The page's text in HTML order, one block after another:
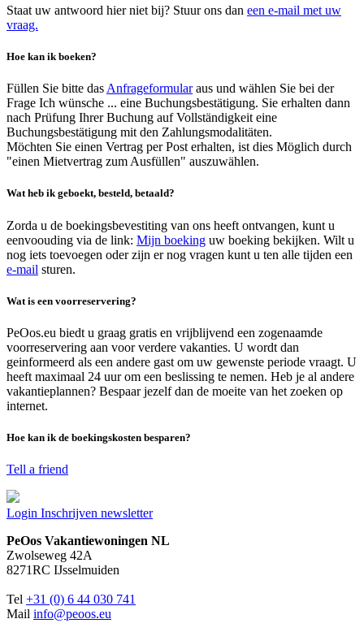
Staat uw antwoord hier niet bij? Stuur ons dan een e-mail met uw
vraag.
Hoe kan ik boeken?
Füllen Sie bitte das Anfrageformularaus und wählen Sie bei der
Frage Ich wünsche ... eine Buchungsbestätigung. Sie erhalten dann
nach Prüfung Ihrer Buchung auf Vollständigkeit eine
Buchungsbestätigung mit den Zahlungsmodalitäten.
Möchten Sie einen Vertrag per Post erhalten, ist dies Möglich durch
"einen Mietvertrag zum Ausfüllen" auszuwählen.
Wat heb ik geboekt, besteld, betaald?
Zorda u de boekingsbevestiting van ons heeft ontvangen, kunt u
eenvoouding via de link: Mijn boeking uw boeking bekijken. Wilt u
nog iets toevoegen oder zijn er nog vragen kunt u ten alle tijden een
e-mail sturen.
Wat is een voorreservering?
PeOos.eu biedt u graag gratis en vrijblijvend een zogenaamde
voorreservering aan voor verdere vakanties. U wordt dan
geinformeerd als een andere gast om uw gewenste periode vraagt. U
heeft maximaal 24 uur om een beslissing te nemen. Heb je al andere
vakantieplannen? Bespaar jezelf dan de moeite van het zoeken op
internet.
Hoe kan ik de boekingskosten besparen?
Tell a friend
Login Inschrijven newsletter
PeOos Vakantiewoningen NL
Zwolseweg 42A
8271RC IJsselmuiden
Tel +31 (0) 6 44 030 741
Mail info@peoos.eu